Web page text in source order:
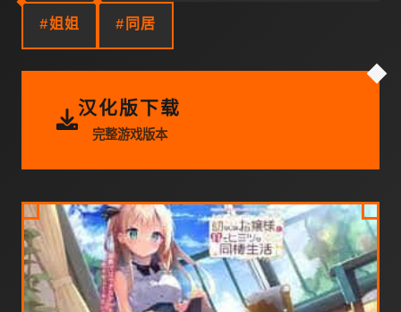
#姐姐 #同居
汉化版下载
完整游戏版本